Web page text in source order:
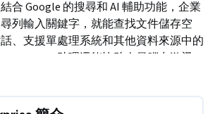
合 Google 的搜尋和 AI 輔助功能，企業
列輸入關鍵字，就能查找文件儲存空
、支援單處理系統和其他資料來源中的
助理還能協助人員腦力激盪、
大綱及執行其他動作，例如邀請同事加
先前稱為 Google Agentspace，本課